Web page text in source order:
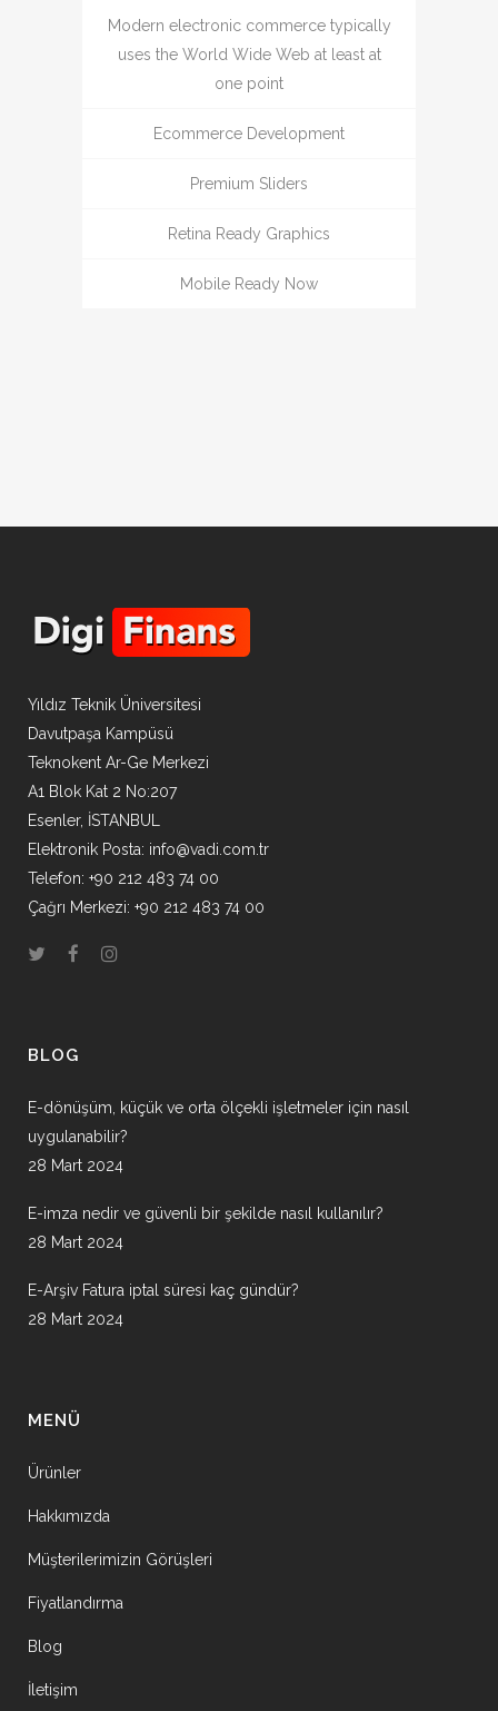
Modern electronic commerce typically
uses the World Wide Web at least at
one point
Ecommerce Development
Premium Sliders
Retina Ready Graphics
Mobile Ready Now
Yıldız Teknik Üniversitesi
Davutpaşa Kampüsü
Teknokent Ar-Ge Merkezi
A1 Blok Kat 2 No:207
Esenler, İSTANBUL
Elektronik Posta: info@vadi.com.tr
Telefon: +90 212 483 74 00
Çağrı Merkezi: +90 212 483 74 00
BLOG
E-dönüşüm, küçük ve orta ölçekli işletmeler için nasıl
uygulanabilir?
28 Mart 2024
E-imza nedir ve güvenli bir şekilde nasıl kullanılır?
28 Mart 2024
E-Arşiv Fatura iptal süresi kaç gündür?
28 Mart 2024
MENÜ
Ürünler
Hakkımızda
Müşterilerimizin Görüşleri
Fiyatlandırma
Blog
İletişim